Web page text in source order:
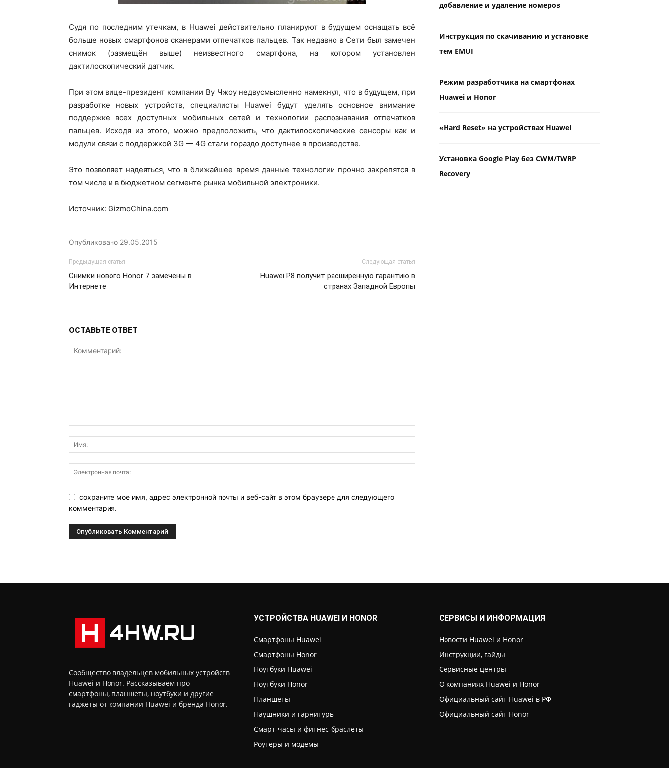
Судя по последним утечкам, в Huawei действительно планируют в будущем оснащать всё
больше новых смартфонов сканерами отпечатков пальцев. Так недавно в Сети был замечен
снимок (размещён выше) неизвестного смартфона, на котором установлен
дактилоскопический датчик.
При этом вице-президент компании Ву Чжоу недвусмысленно намекнул, что в будущем, при
разработке новых устройств, специалисты Huawei будут уделять основное внимание
поддержке всех доступных мобильных сетей и технологии распознавания отпечатков
пальцев. Исходя из этого, можно предположить, что дактилоскопические сенсоры как и
модули связи с поддержкой 3G — 4G стали гораздо доступнее в производстве.
Это позволяет надеяться, что в ближайшее время данные технологии прочно закрепятся в
том числе и в бюджетном сегменте рынка мобильной электроники.
Источник: GizmoChina.com
Опубликовано 29.05.2015
Предыдущая статья
Снимки нового Honor 7 замечены в
Интернете
Следующая статья
Huawei P8 получит расширенную гарантию в
странах Западной Европы
ОСТАВЬТЕ ОТВЕТ
сохраните мое имя, адрес электронной почты и веб-сайт в этом браузере для следующего
комментария.
добавление и удаление номеров
Инструкция по скачиванию и установке
тем EMUI
Режим разработчика на смартфонах
Huawei и Honor
«Hard Reset» на устройствах Huawei
Установка Google Play без CWM/TWRP
Recovery
Сообщество владельцев мобильных устройств
Huawei и Honor. Рассказываем про
смартфоны, планшеты, ноутбуки и другие
гаджеты от компании Huawei и бренда Honor.
УСТРОЙСТВА HUAWEI И HONOR
Смартфоны Huawei
Смартфоны Honor
Ноутбуки Huawei
Ноутбуки Honor
Планшеты
Наушники и гарнитуры
Смарт-часы и фитнес-браслеты
Роутеры и модемы
СЕРВИСЫ И ИНФОРМАЦИЯ
Новости Huawei и Honor
Инструкции, гайды
Сервисные центры
О компаниях Huawei и Honor
Официальный сайт Huawei в РФ
Официальный сайт Honor